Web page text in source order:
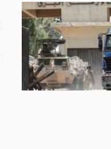
التحرير
ahmed
- juillet 26,
2026
0
Read More